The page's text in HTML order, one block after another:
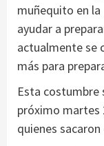
muñequito en la
ayudar a
actualmente se
más para
Esta costumbre
próximo martes
quienes